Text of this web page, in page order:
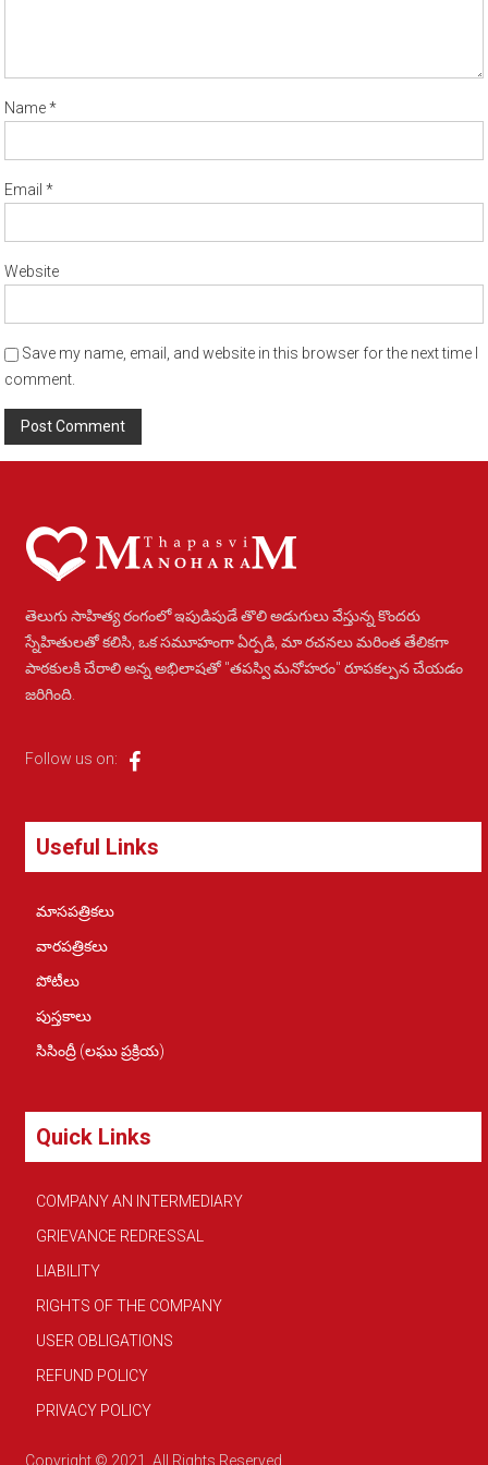
Name*
Email*
Website
Save my name, email, and website in this browser for the next time I
comment.
తెలుగు సాహిత్య రంగంలో ఇపుడిపుడే తొలి అడుగులు వేస్తున్న కొందరు
స్నేహితులతో కలిసి, ఒక సమూహంగా ఏర్పడి, మా రచనలు మరింత తేలికగా
పాఠకులకి చేరాలి అన్న అభిలాషతో "తపస్వి మనోహరం" రూపకల్పన చేయడం
జరిగింది.
Follow us on:
Useful Links
మాసపత్రికలు
వారపత్రికలు
పోటీలు
పుస్తకాలు
సిసింద్రీ (లఘు ప్రక్రియ)
Quick Links
COMPANY AN INTERMEDIARY
GRIEVANCE REDRESSAL
LIABILITY
RIGHTS OF THE COMPANY
USER OBLIGATIONS
REFUND POLICY
PRIVACY POLICY
Copyright © 2021. All Rights Reserved.